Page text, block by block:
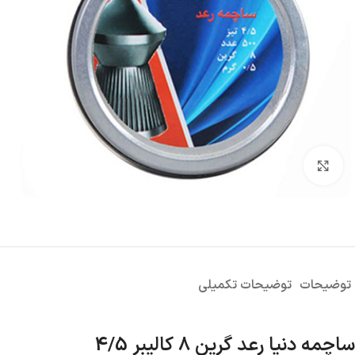
بزرگنمایی تصویر
توضیحات توضیحات تکمیلی
ساچمه دنیا رعد گرین 8 کالیبر 4/5